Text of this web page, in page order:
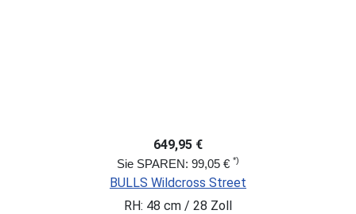
649,95 €
Sie SPAREN: 99,05 € *)
BULLS Wildcross Street
RH: 48 cm / 28 Zoll